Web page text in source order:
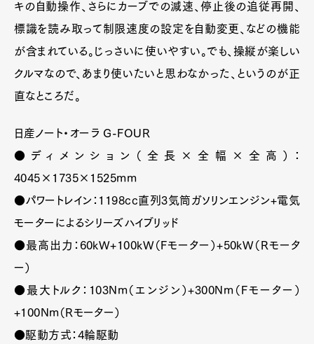
キの自動操作、さらにカーブでの減速、停止後の追従再開、
標識を読み取って制限速度の設定を自動変更、などの機能
が含まれている。じっさいに使いやすい。でも、操縦が楽しい
クルマなので、あまり使いたいと思わなかった、というのが正
直なところだ。
日産ノート・オーラ G-FOUR
●ディメンション（全長×全幅×全高）：
4045×1735×1525mm
●パワートレイン：1198cc直列3気筒ガソリンエンジン+電気
モーターによるシリーズハイブリッド
●最高出力：60kW+100kW（Fモーター）+50kW（Rモータ
ー）
●最大トルク：103Nm（エンジン）+300Nm（Fモーター）
+100Nm（Rモーター）
●駆動方式：4輪駆動